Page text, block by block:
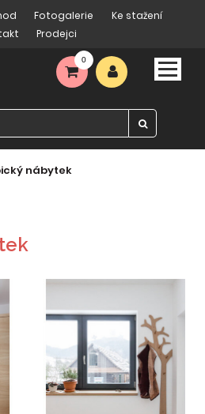
Fotogalerie
Ke stažení
Prodejci
0
nábytek